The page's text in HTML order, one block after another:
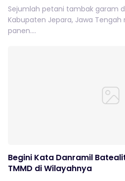
Sejumlah petani tambak garam
Kabupaten Jepara, Jawa
panen....
Begini Kata Danramil
TMMD di Wilayahnya